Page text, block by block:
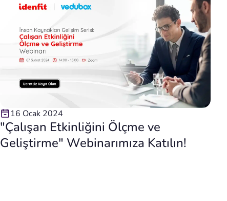
16 Ocak 2024
"Çalışan Etkinliğini Ölçme ve
Geliştirme" Webinarımıza Katılın!